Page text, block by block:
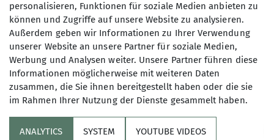
GT: Neujahrswanderung 2026
Gemeinschaftstour
Rundwanderung ca. 15 km
mehr erfahren
personalisieren, Funktionen für soziale Medien anbieten zu
können und Zugriffe auf unsere Website zu analysieren.
Außerdem geben wir Informationen zu Ihrer Verwendung
unserer Website an unsere Partner für soziale Medien,
Werbung und Analysen weiter. Unsere Partner führen diese
Informationen möglicherweise mit weiteren Daten
zusammen, die Sie ihnen bereitgestellt haben oder die sie
im Rahmen Ihrer Nutzung der Dienste gesammelt haben.
ANALYTICS SYSTEM YOUTUBE VIDEOS